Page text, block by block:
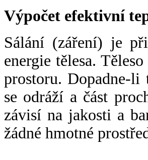
Výpočet efektivní
Sálání (záření) je
energie tělesa.
prostoru. Dopadne-li
se odráží a část
závisí na jakosti a
žádné hmotné